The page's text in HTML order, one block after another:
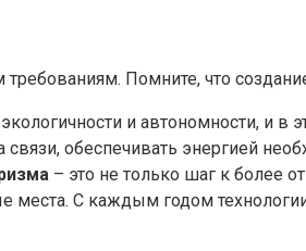
Помните, что
и автономности, и в
обеспечивать энергией
– это не только шаг к более
места. С каждым годом